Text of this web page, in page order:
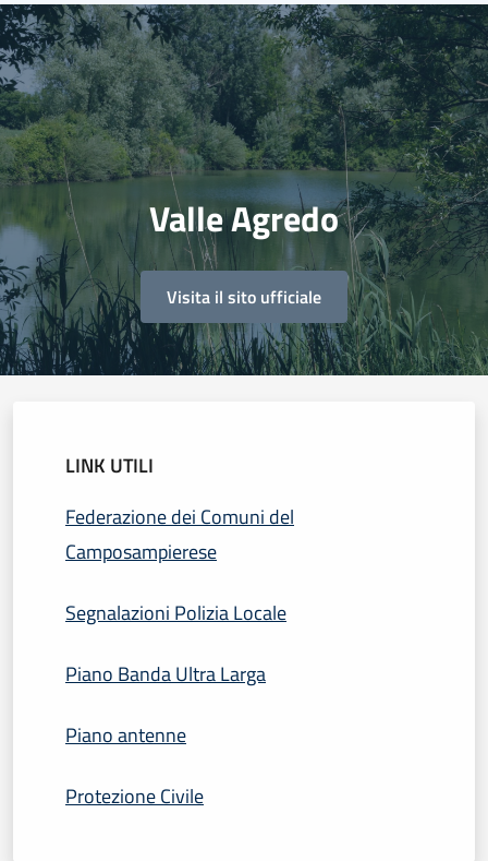
Valle Agredo
Visita il sito ufficiale
LINK UTILI
Federazione dei Comuni del
Camposampierese
Segnalazioni Polizia Locale
Piano Banda Ultra Larga
Piano antenne
Protezione Civile